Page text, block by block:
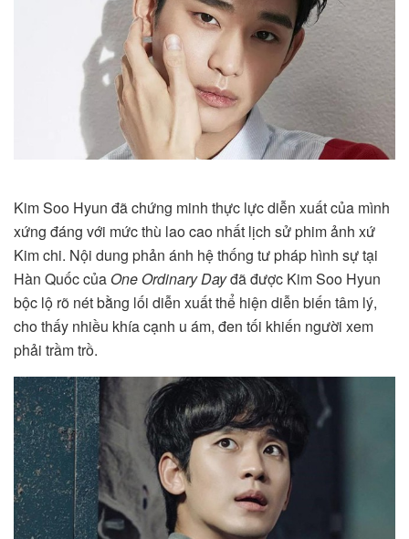
Kim Soo Hyun đã chứng minh thực lực diễn xuất của mình
xứng đáng với mức thù lao cao nhất lịch sử phim ảnh xứ
Kim chi. Nội dung phản ánh hệ thống tư pháp hình sự tại
Hàn Quốc của One Ordinary Dayđã được Kim Soo Hyun
bộc lộ rõ nét bằng lối diễn xuất thể hiện diễn biến tâm lý,
cho thấy nhiều khía cạnh u ám, đen tối khiến người xem
phải trầm trồ.